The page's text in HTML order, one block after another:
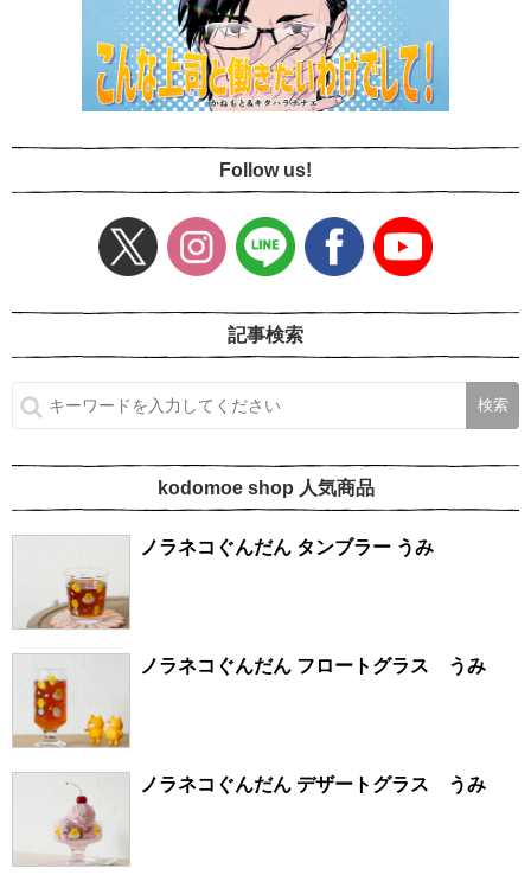
Follow us!
記事検索
kodomoe shop 人気商品
ノラネコぐんだん タンブラー うみ
ノラネコぐんだん フロートグラス うみ
ノラネコぐんだん デザートグラス うみ